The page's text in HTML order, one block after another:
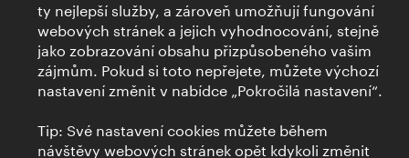
ty nejlepší služby, a zároveň umožňují fungování
webových stránek a jejich vyhodnocování, stejně
jako zobrazování obsahu přizpůsobeného vašim
zájmům. Pokud si toto nepřejete, můžete výchozí
nastavení změnit v nabídce „Pokročilá nastavení“.
Tip: Své nastavení cookies můžete během
návštěvy webových stránek opět kdykoli změnit